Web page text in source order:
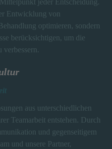
jeder Entscheidung.
Entwicklung von
optimieren, sondern
berücksichtigen, um die
verbessern.
aus unterschiedlichen
Teamarbeit entstehen. Durch
und gegenseitigem
und unsere Partner,